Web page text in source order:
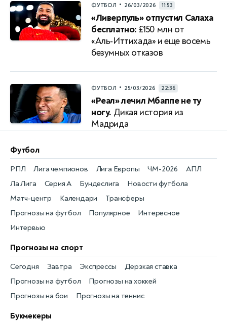
ФУТБОЛ • 26/03/2026 11:53
«Ливерпуль» отпустил Салаха
бесплатно: £150 млн от
«Аль‑Иттихада» и еще восемь
безумных отказов
ФУТБОЛ • 25/03/2026 22:36
«Реал» лечил Мбаппе не ту
ногу. Дикая история из
Мадрида
Футбол
Новости футбола
РПЛ
Матч-центр
Лига чемпионов
Календари
Лига Европы
Трансферы
ЧМ-2026
Прогнозы на футбол
АПЛ
Популярное
Ла Лига
Интересное
Серия А
Интервью
Бундеслига
Прогнозы на спорт
Прогнозы на футбол
Сегодня
Прогнозы на хоккей
Завтра
Прогнозы на бои
Экспрессы
Прогнозы на теннис
Дерзкая ставка
Букмекеры